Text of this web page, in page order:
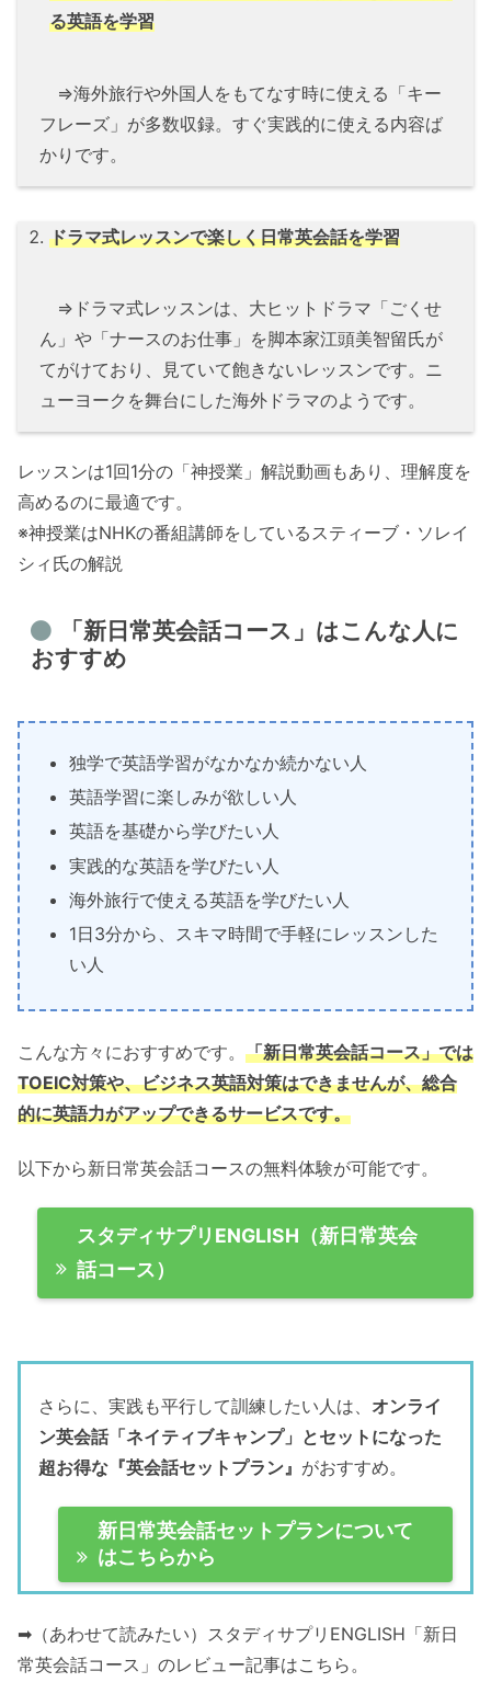
る英語を学習
⇒海外旅行や外国人をもてなす時に使える「キー
フレーズ」が多数収録。すぐ実践的に使える内容ば
かりです。
ドラマ式レッスンで楽しく日常英会話を学習
⇒ドラマ式レッスンは、大ヒットドラマ「ごくせ
ん」や「ナースのお仕事」を脚本家江頭美智留氏が
てがけており、見ていて飽きないレッスンです。ニ
ューヨークを舞台にした海外ドラマのようです。
レッスンは1回1分の「神授業」解説動画もあり、理解度を
高めるのに最適です。
※神授業はNHKの番組講師をしているスティーブ・ソレイ
シィ氏の解説
「新日常英会話コース」はこんな人に
おすすめ
独学で英語学習がなかなか続かない人
英語学習に楽しみが欲しい人
英語を基礎から学びたい人
実践的な英語を学びたい人
海外旅行で使える英語を学びたい人
1日3分から、スキマ時間で手軽にレッスンした
い人
こんな方々におすすめです。 「新日常英会話コース」では
TOEIC対策や、ビジネス英語対策はできませんが、総合
的に英語力がアップできるサービスです。
以下から新日常英会話コースの無料体験が可能です。
スタディサプリENGLISH（新日常英会
話コース）
さらに、実践も平行して訓練したい人は、 オンライ
ン英会話「ネイティブキャンプ」とセットになった
超お得な『英会話セットプラン』 がおすすめ。
新日常英会話セットプランについて
はこちらから
➡（あわせて読みたい）スタディサプリENGLISH「新日
常英会話コース」のレビュー記事はこちら。